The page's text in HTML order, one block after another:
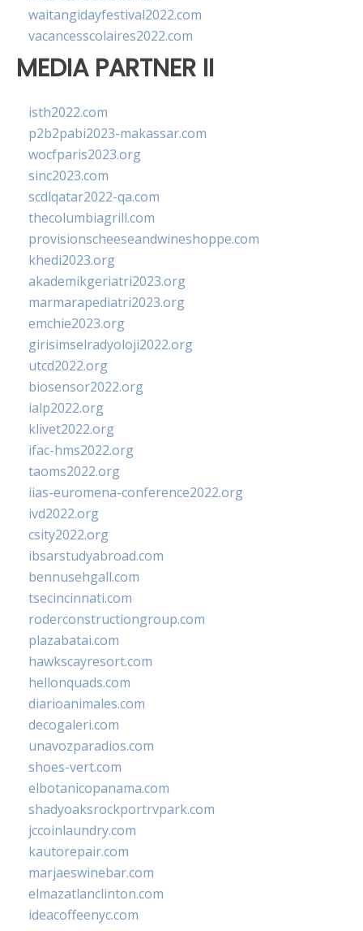
waitangidayfestival2022.com
vacancesscolaires2022.com
MEDIA PARTNER II
isth2022.com
p2b2pabi2023-makassar.com
wocfparis2023.org
sinc2023.com
scdlqatar2022-qa.com
thecolumbiagrill.com
provisionscheeseandwineshoppe.com
khedi2023.org
akademikgeriatri2023.org
marmarapediatri2023.org
emchie2023.org
girisimselradyoloji2022.org
utcd2022.org
biosensor2022.org
ialp2022.org
klivet2022.org
ifac-hms2022.org
taoms2022.org
iias-euromena-conference2022.org
ivd2022.org
csity2022.org
ibsarstudyabroad.com
bennusehgall.com
tsecincinnati.com
roderconstructiongroup.com
plazabatai.com
hawkscayresort.com
hellonquads.com
diarioanimales.com
decogaleri.com
unavozparadios.com
shoes-vert.com
elbotanicopanama.com
shadyoaksrockportrvpark.com
jccoinlaundry.com
kautorepair.com
marjaeswinebar.com
elmazatlanclinton.com
ideacoffeenyc.com